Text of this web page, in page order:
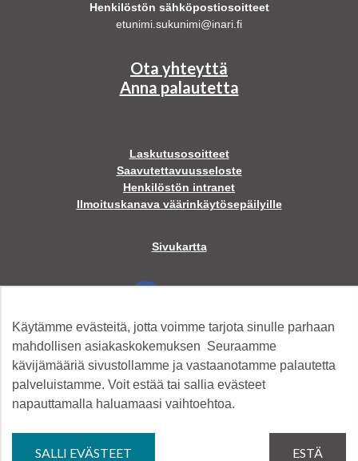
Henkilöstön sähköpostiosoitteet
etunimi.sukunimi@inari.fi
Ota yhteyttä
Anna palautetta
Laskutusosoitteet
Saavutettavuusseloste
Henkilöstön intranet
Ilmoituskanava väärinkäytösepäilyille
Sivukartta
Twitter
Instagram
Käytämme evästeitä, jotta voimme tarjota sinulle parhaan
mahdollisen asiakaskokemuksen Seuraamme
kävijämääriä sivustollamme ja vastaanotamme palautetta
palveluistamme. Voit estää tai sallia evästeet
napauttamalla haluamaasi vaihtoehtoa.
SALLI EVÄSTEET ESTÄ